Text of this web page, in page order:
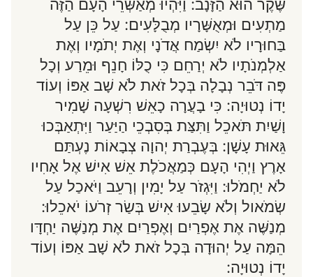
מַתְעִים וּמְאֻשָּׁרָיו מְבֻלָּעִים: עַל כֵּן עַל
בַּחוּרָיו לֹא יִשְׂמַח אֲדֹנָי וְאֶת יְתֹמָיו וְאֶת
אַלְמְנֹתָיו לֹא יְרַחֵם כִּי כֻלּוֹ חָנֵף וּמֵרַע וְכָל
פֶּה דֹּבֵר נְבָלָה בְּכָל זֹאת לֹא שָׁב אַפּוֹ וְעוֹד
יָדוֹ נְטוּיָה: כִּי בָעֲרָה כָאֵשׁ רִשְׁעָה שָׁמִיר
וָשַׁיִת תֹּאכֵל וַתִּצַּת בְּסִבְכֵי הַיַּעַר וַיִּתְאַבְּכוּ
גֵּאוּת עָשָׁן: בְּעֶבְרַת יְהוָה צְבָאוֹת נֶעְתַּם
אָרֶץ וַיְהִי הָעָם כְּמַאֲכֹלֶת אֵשׁ אִישׁ אֶל אָחִיו
לֹא יַחְמֹלוּ: וַיִּגְזֹר עַל יָמִין וְרָעֵב וַיֹּאכַל עַל
שְׂמֹאול וְלֹא שָׂבֵעוּ אִישׁ בְּשַׂר זְרֹעוֹ יֹאכֵלוּ:
מְנַשֶּׁה אֶת אֶפְרַיִם וְאֶפְרַיִם אֶת מְנַשֶּׁה יַחְדָּו
הֵמָּה עַל יְהוּדָה בְּכָל זֹאת לֹא שָׁב אַפּוֹ וְעוֹד
יָדוֹ נְטוּיָה: